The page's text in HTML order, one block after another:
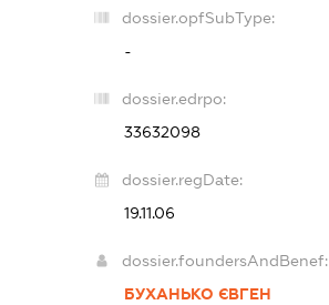
dossier.opfSubType:
-
dossier.edrpo:
33632098
dossier.regDate:
19.11.06
dossier.foundersAndBenef:
БУХАНЬКО ЄВГЕН